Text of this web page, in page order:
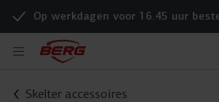
Op werkdagen voor 16.45 uur
Skelter accessoires